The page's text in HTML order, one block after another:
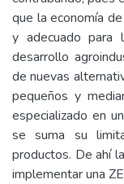
que la economía
y adecuado para
desarrollo
de nuevas
pequeños y
especializado en
se suma su
productos. De ahí
implementar una